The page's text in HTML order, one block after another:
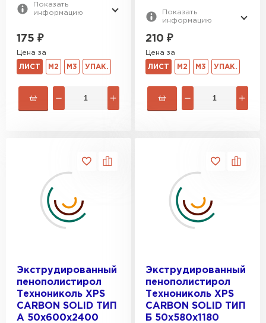
Показать
информацию
175 ₽
Цена за
ЛИСТ М2 М3 УПАК.
Показать
информацию
210 ₽
Цена за
ЛИСТ М2 М3 УПАК.
Экструдированный
пенополистирол
Технониколь XPS
CARBON SOLID ТИП
A 50х600х2400
Экструдированный
пенополистирол
Технониколь XPS
CARBON SOLID ТИП
Б 50х580х1180
Утеплитель Ursa
Утеплитель Юматекс Термо
Гипсокартон
ПЕРЕЙТИ